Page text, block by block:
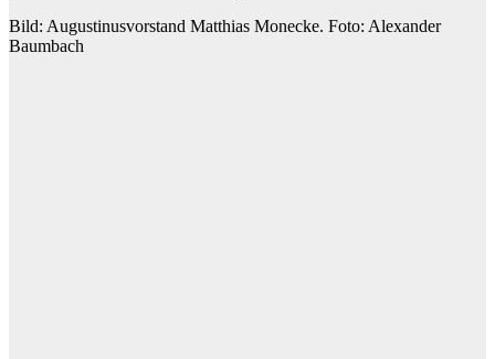
Bild: Augustinusvorstand Matthias Monecke. Foto: Alexander
Baumbach